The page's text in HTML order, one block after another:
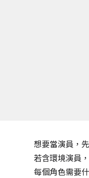
想要當演員，
若含環境演員
每個角色需要